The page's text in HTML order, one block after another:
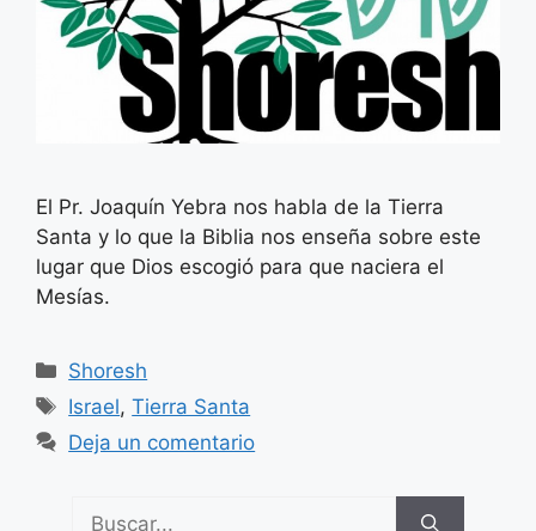
El Pr. Joaquín Yebra nos habla de la Tierra
Santa y lo que la Biblia nos enseña sobre este
lugar que Dios escogió para que naciera el
Mesías.
Categorías
Shoresh
Etiquetas
Israel,Tierra Santa
Deja un comentario